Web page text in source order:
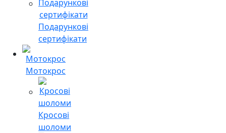
Подарункові
сертифікати
Мотокрос
Кросові
шоломи